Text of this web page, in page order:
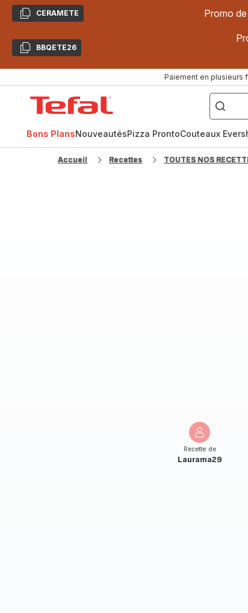
CopierCERAMETE Promo
CopierBBQETE26
Paiement en plusieurs
["Poêles
inox,
Cake
Factory,
Bons PlansNouveautésPizza ProntoCouteaux
Accueil Recettes TOUTES NOS
Recette de
Laurama29